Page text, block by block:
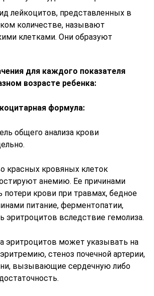
лейкоцитов, представленных в
количестве, называют
клетками. Они образуют
для каждого показателя
возрасте ребенка:
формула:
общего анализа крови
красных кровяных клеток
анемию. Ее причинами
потери крови при травмах, бедное
питание, ферментопатии,
эритроцитов вследствие гемолиза.
эритроцитов может указывать на
стеноз почечной артерии,
вызывающие сердечную либо